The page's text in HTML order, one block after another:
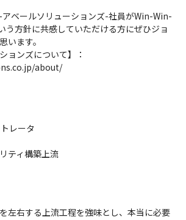
ベールソリューションズ-社員がWin-Win-
う方針に共感していただける方にぜひジョ
います。
ョンズについて】：
about/
レータ
ティ構築上流
左右する上流工程を強味とし、本当に必要